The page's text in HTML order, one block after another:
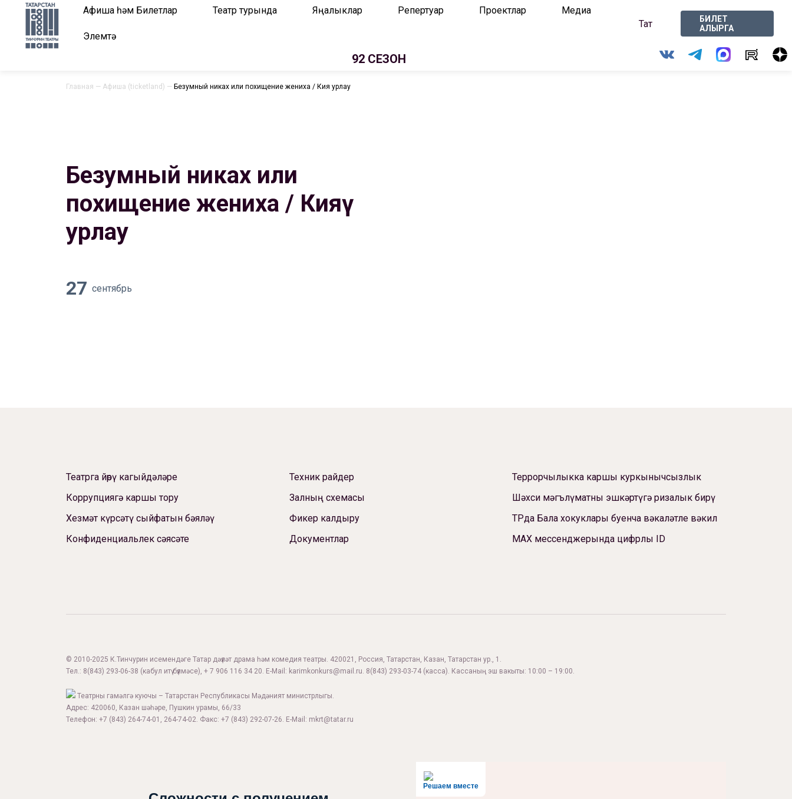
Афиша һәм Билетлар Театр турында Яңалыклар Репертуар Проектлар Медиа
Элемтә
Тат
БИЛЕТ
АЛЫРГА
92 СЕЗОН
Главная — Афиша (ticketland) — Безумный никах или похищение жениха / Кияү урлау
Безумный никах или
похищение жениха / Кияү
урлау
27 сентябрь
Театрга йөрү кагыйдәләре
Коррупциягә каршы тору
Хезмәт күрсәтү сыйфатын бәяләү
Конфиденциальлек сәясәте
Техник райдер
Залның схемасы
Фикер калдыру
Документлар
Террорчылыкка каршы куркынычсызлык
Шәхси мәгълүматны эшкәртүгә ризалык бирү
ТРда Бала хокуклары буенча вәкаләтле вәкил
МАХ мессенджерында цифрлы ID
© 2010-2025 К.Тинчурин исемендәге Татар дәүләт драма һәм комедия театры. 420021, Россия, Татарстан, Казан, Татарстан ур., 1.
Тел.: 8(843) 293-06-38 (кабул итү бүлмәсе), + 7 906 116 34 20. E-Mail: karimkonkurs@mail.ru. 8(843) 293-03-74 (касса). Кассаның эш вакыты: 10:00 – 19:00.
Театрны гамәлгә куючы – Татарстан Республикасы Мәдәният министрлыгы.
Адрес: 420060, Казан шәһәре, Пушкин урамы, 66/33
Телефон: +7 (843) 264-74-01, 264-74-02. Факс: +7 (843) 292-07-26. E-Mail: mkrt@tatar.ru
Решаем вместе